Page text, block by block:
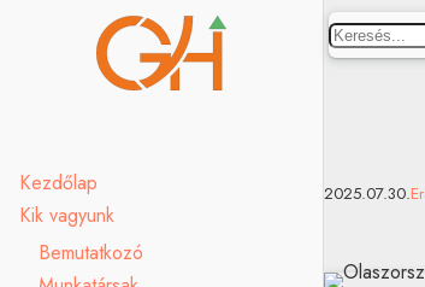
Kezdőlap
Kik vagyunk
Bemutatkozó
Keresés
2025.07.30.